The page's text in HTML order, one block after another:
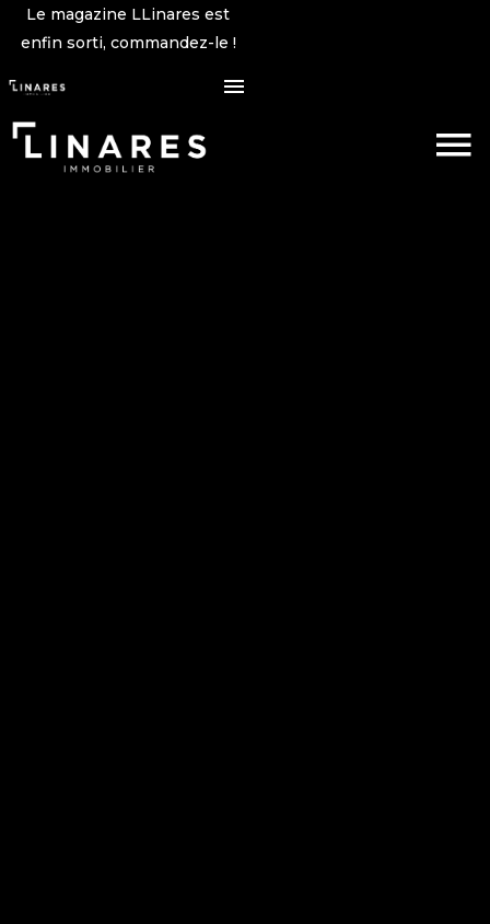
Le magazine LLinares est
enfin sorti, commandez-le !